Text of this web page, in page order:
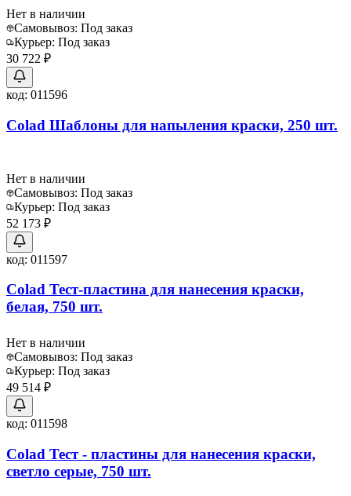
Нет в наличии
Самовывоз: Под заказ
Курьер: Под заказ
30 722 ₽
код: 011596
Colad Шаблоны для напыления краски, 250 шт.
Нет в наличии
Самовывоз: Под заказ
Курьер: Под заказ
52 173 ₽
код: 011597
Colad Тест-пластина для нанесения краски,
белая, 750 шт.
Нет в наличии
Самовывоз: Под заказ
Курьер: Под заказ
49 514 ₽
код: 011598
Colad Тест - пластины для нанесения краски,
светло серые, 750 шт.